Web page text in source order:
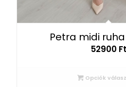
Petra midi
52900 Ft
Opciók